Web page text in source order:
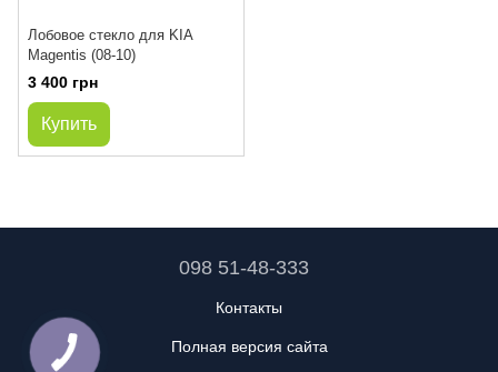
Лобовое стекло для KIA
Magentis (08-10)
3 400 грн
Купить
098 51-48-333
Контакты
Полная версия сайта